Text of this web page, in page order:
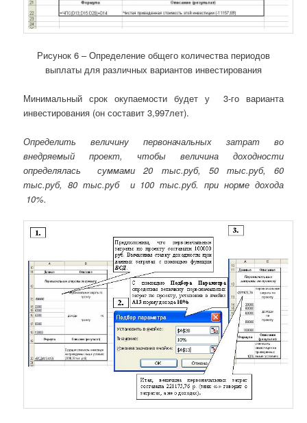
Рисунок 6 – Определение общего количества периодов
выплаты для различных вариантов инвестирования
Минимальный срок окупаемости будет у 3-го варианта
инвестирования (он составит 3,997лет).
Определить величину первоначальных затрат во
внедряемый проект, чтобы величина доходности
определялась суммами 20 тыс.руб, 50 тыс.руб, 60
тыс.руб, 80 тыс.руб и 100 тыс.руб. при норме дохода
10%.